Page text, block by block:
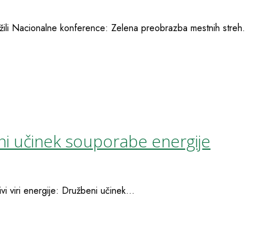
Nacionalne konference: Zelena preobrazba mestnih streh.
učinek souporabe energije
viri energije: Družbeni učinek...